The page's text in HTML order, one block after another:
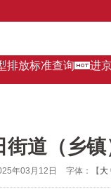
排放标准查询 进
道（乡
年03月12日 字体：【 大